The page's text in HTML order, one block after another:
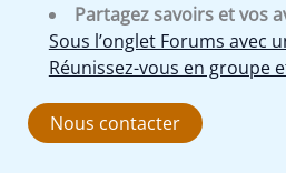
Partagez savoirs et vos
Sous l’onglet Forums avec
Réunissez-vous en groupe
Nous contacter